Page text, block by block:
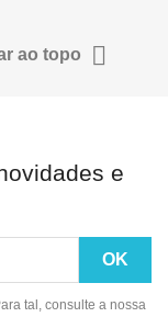
ao topo 
e
tal, consulte a nossa